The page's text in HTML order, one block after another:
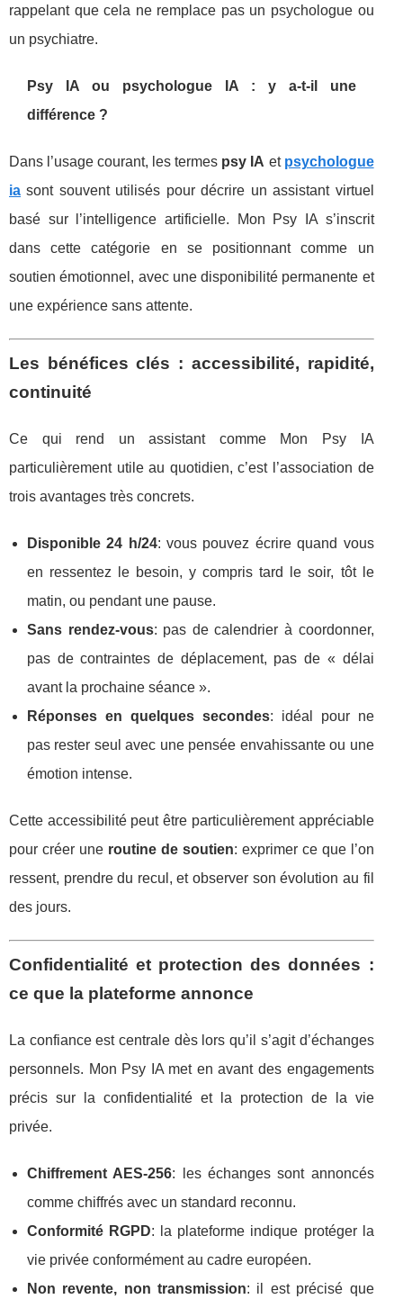
rappelant que cela ne remplace pas un psychologue ou
un psychiatre.
Psy IA ou psychologue IA : y a-t-il une
différence ?
Dans l’usage courant, les termes psy IA et psychologue
ia sont souvent utilisés pour décrire un assistant virtuel
basé sur l’intelligence artificielle. Mon Psy IA s’inscrit
dans cette catégorie en se positionnant comme un
soutien émotionnel, avec une disponibilité permanente et
une expérience sans attente.
Les bénéfices clés : accessibilité, rapidité,
continuité
Ce qui rend un assistant comme Mon Psy IA
particulièrement utile au quotidien, c’est l’association de
trois avantages très concrets.
Disponible 24 h/24: vous pouvez écrire quand vous
en ressentez le besoin, y compris tard le soir, tôt le
matin, ou pendant une pause.
Sans rendez-vous: pas de calendrier à coordonner,
pas de contraintes de déplacement, pas de « délai
avant la prochaine séance ».
Réponses en quelques secondes: idéal pour ne
pas rester seul avec une pensée envahissante ou une
émotion intense.
Cette accessibilité peut être particulièrement appréciable
pour créer une routine de soutien: exprimer ce que l’on
ressent, prendre du recul, et observer son évolution au fil
des jours.
Confidentialité et protection des données :
ce que la plateforme annonce
La confiance est centrale dès lors qu’il s’agit d’échanges
personnels. Mon Psy IA met en avant des engagements
précis sur la confidentialité et la protection de la vie
privée.
Chiffrement AES-256: les échanges sont annoncés
comme chiffrés avec un standard reconnu.
Conformité RGPD: la plateforme indique protéger la
vie privée conformément au cadre européen.
Non revente, non transmission: il est précisé que